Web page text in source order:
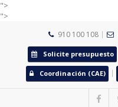
">
">
910 100 108
Solicite presupuesto
Coordinación (CAE)